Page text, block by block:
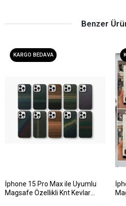
Benzer
KARGO BEDAVA
İphone 15 Pro Max ile Uyumlu
Magsafe Özellikli Knt Kevlar